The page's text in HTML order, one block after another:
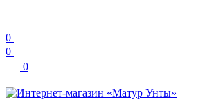
0
0
0